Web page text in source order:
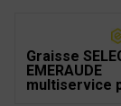
Graisse
EMERAUDE
multiservice